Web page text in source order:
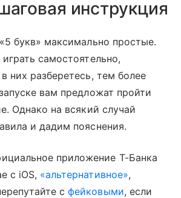
инструкция
букв» максимально простые.
самостоятельно,
них разберетесь, тем более
вам предложат пройти
Однако на всякий случай
и дадим пояснения.
приложение Т-Банка
с iOS, «альтернативное»,
сфейковыми, если